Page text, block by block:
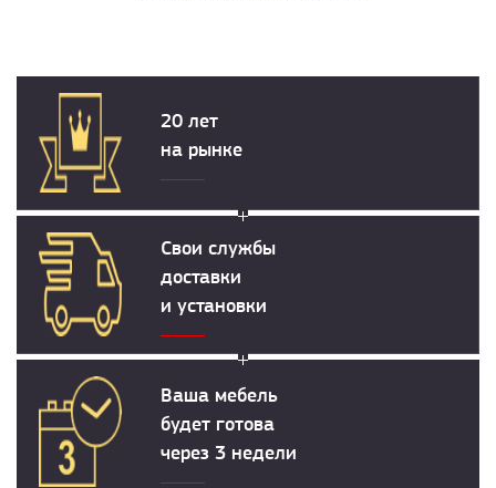
20 лет
на рынке
Свои службы
доставки
и установки
Ваша мебель
будет готова
через 3 недели